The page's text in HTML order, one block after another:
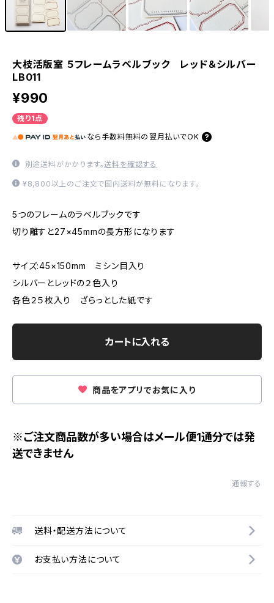
大枝活版室 ５フレームラベルブック レッド＆シルバー
LB011
¥990
残り1点
なら 手数料無料の 翌月払いでOK
別途送料がかかります。送料を確認する
¥8,800以上のご注文で国内送料が無料になります。
5つのフレームのラベルブックです
切り離すと27×45mmの長方形になります
サイズ:45×150mm ミシン目入り
シルバーとレッドの２色入り
各色２５枚入り ざらっとした紙です
カートに入れる
商品をアプリでお気に入り
※ご注文商品数が多い場合はメール便1通分では発
送できません
通報する
送料・配送方法について
お支払い方法について